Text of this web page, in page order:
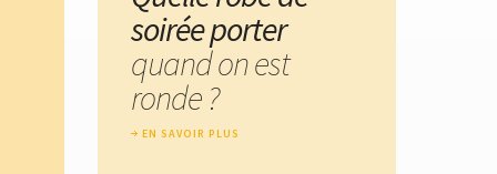
soirée porter
quand on est
ronde ?
EN SAVOIR PLUS